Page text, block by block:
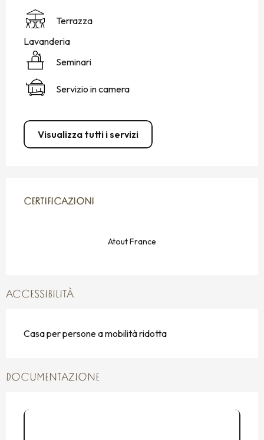
Terrazza
Lavanderia
Seminari
Servizio in camera
Visualizza tutti i servizi
CERTIFICAZIONI
CERTIFICAZIONI
Atout France
ACCESSIBILITÀ
Casa per persone a mobilità ridotta
DOCUMENTAZIONE